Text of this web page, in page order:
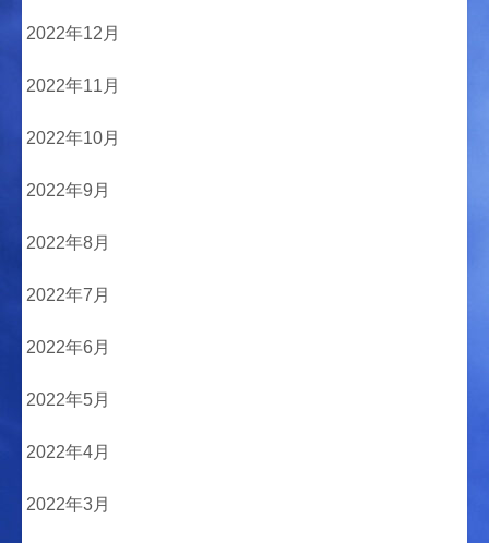
2022年12月
2022年11月
2022年10月
2022年9月
2022年8月
2022年7月
2022年6月
2022年5月
2022年4月
2022年3月